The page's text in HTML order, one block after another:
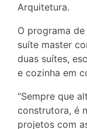
Arquitetura.
O programa
suíte master
duas suítes,
e cozinha em
“Sempre que
construtora, é
projetos com